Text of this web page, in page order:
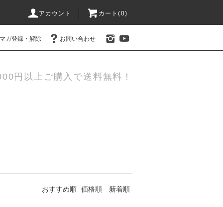
アカウント カート(0)
ガ登録・解除 お問い合わせ
円以上ご購入で送料無料！
おすすめ順 価格順 新着順